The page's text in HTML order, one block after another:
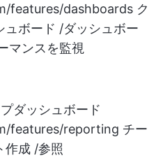
features/dashboards ク
ュボード /ダッシュボー
マンスを監視
ダッシュボード
features/reporting チー
作成 /参照